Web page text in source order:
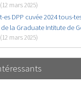
mars 2025)
es DPP cuvée 2024 tous-
la Graduate Intitute de
mars 2025)